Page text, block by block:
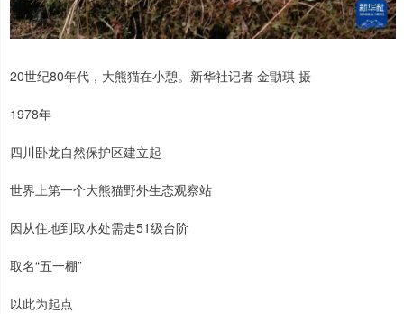
20世纪80年代，大熊猫在小憩。新华社记者 金勖琪 摄
1978年
四川卧龙自然保护区建立起
世界上第一个大熊猫野外生态观察站
因从住地到取水处需走51级台阶
取名“五一棚”
以此为起点